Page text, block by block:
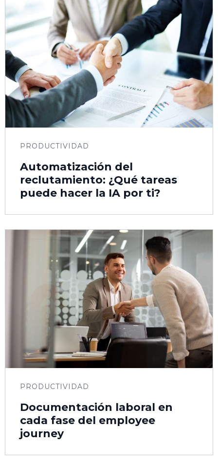
PRODUCTIVIDAD
Automatización del
reclutamiento: ¿Qué tareas
puede hacer la IA por ti?
PRODUCTIVIDAD
Documentación laboral en
cada fase del employee
journey